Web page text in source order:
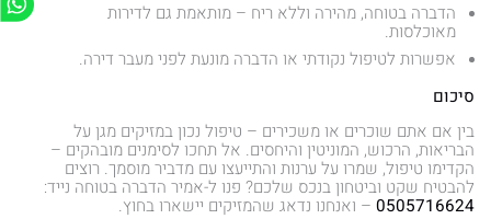
הדברה בטוחה, מהירה וללא ריח – מותאמת גם לדירות
מאוכלסות.
אפשרות לטיפול נקודתי או הדברה מונעת לפני מעבר דירה.
סיכום
בין אם אתם שוכרים או משכירים – טיפול נכון במזיקים מגן על
הבריאות, הרכוש, המוניטין והיחסים. אל תחכו לסימנים מובהקים –
הקדימו טיפול, שמרו על ערנות והתייעצו עם מדביר מוסמך. רוצים
להבטיח שקט וביטחון בנכס שלכם? פנו ל-אמיר הדברה בטוחה נייד:
0505716624 – ואנחנו נדאג שהמזיקים יישארו בחוץ.